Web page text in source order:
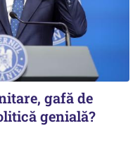
gafă de
genială?